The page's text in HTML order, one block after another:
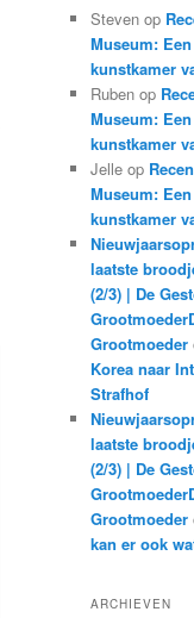
Steven op
Museum:
kunstkamer
Ruben op
Museum:
kunstkamer
Jelle op
Museum:
kunstkamer
laatste
(2/3) | De
Grootmoeder
Korea naar
Strafhof
laatste
(2/3) | De
Grootmoeder
kan er ook
ARCHIEVEN